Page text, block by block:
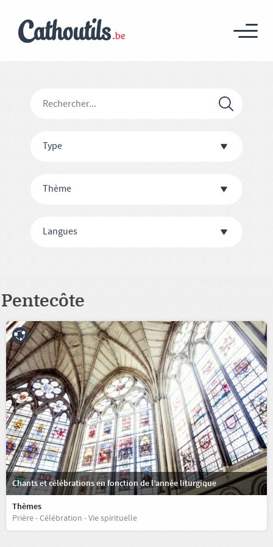
Type
Thème
Langues
Pentecôte
Chants et célébrations en fonction de l’année liturgique
Thèmes
Prière - Célébration - Vie spirituelle